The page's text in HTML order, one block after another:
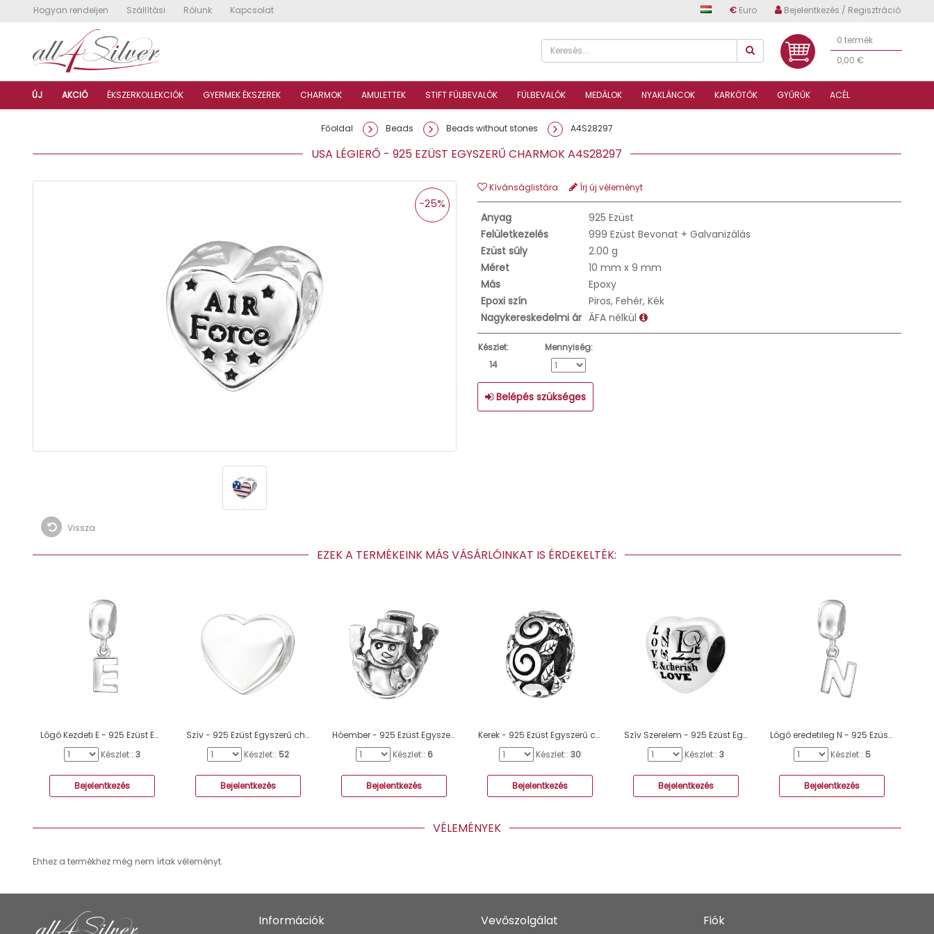
Hogyan rendeljen Szállítási Rólunk Kapcsolat € Euro Bejelentkezés / Regisztráció
0 termék
0,00 €
ÚJ AKCIÓ ÉKSZERKOLLEKCIÓK GYERMEK ÉKSZEREK CHARMOK AMULETTEK STIFT FÜLBEVALÓK FÜLBEVALÓK MEDÁLOK NYAKLÁNCOK KARKÖTŐK GYŰRŰK ACÉL
Főoldal Beads Beads without stones A4S28297
USA LÉGIERŐ - 925 EZÜST EGYSZERŰ CHARMOK A4S28297
Vissza
-25%
Kívánságlistára Írj új véleményt
Anyag
925 Ezüst
Felületkezelés
999 Ezüst Bevonat + Galvanizálás
Ezüst súly
2.00 g
Méret
10 mm x 9 mm
Más
Epoxy
Epoxi szín
Piros, Fehér, Kék
Nagykereskedelmi ár ÁFA nélkül
Készlet:
14
Mennyiség:
Belépés szükséges
EZEK A TERMÉKEINK MÁS VÁSÁRLÓINKAT IS ÉRDEKELTÉK:
Lógó Kezdeti E - 925 Ezüst Egyszerű charmok A4S12063
Készlet:: 3
Bejelentkezés
Szív - 925 Ezüst Egyszerű charmok A4S18932
Készlet:: 52
Bejelentkezés
Hóember - 925 Ezüst Egyszerű charmok A4S2857
Készlet:: 6
Bejelentkezés
Kerek - 925 Ezüst Egyszerű charmok A4S4392
Készlet:: 30
Bejelentkezés
Szív Szerelem - 925 Ezüst Egyszerű charmok A4S12933
Készlet:: 3
Bejelentkezés
Lógó eredetileg N - 925 Ezüst Egyszerű charmok A4S12072
Készlet:: 5
Bejelentkezés
VÉLEMÉNYEK
Ehhez a termékhez még nem írtak véleményt.
Információk Vevőszolgálat Fiók